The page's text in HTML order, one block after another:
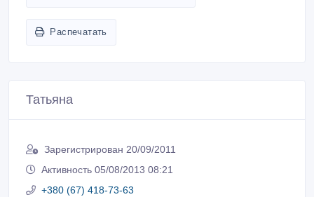
Распечатать
Татьяна
Зарегистрирован 20/09/2011
Активность 05/08/2013 08:21
+380 (67) 418-73-63